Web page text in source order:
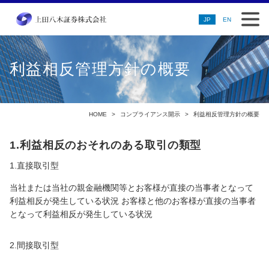
JP EN
利益相反管理方針の概要
HOME コンプライアンス開示 利益相反管理方針の概要
1.利益相反のおそれのある取引の類型
1.直接取引型
当社または当社の親金融機関等とお客様が直接の当事者となって
利益相反が発生している状況 お客様と他のお客様が直接の当事者
となって利益相反が発生している状況
2.間接取引型